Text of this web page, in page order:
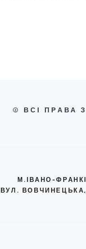
© ВСІ ПРАВА
М.ІВАНО-
ВУЛ. ВОВЧИНЕЦЬКА,